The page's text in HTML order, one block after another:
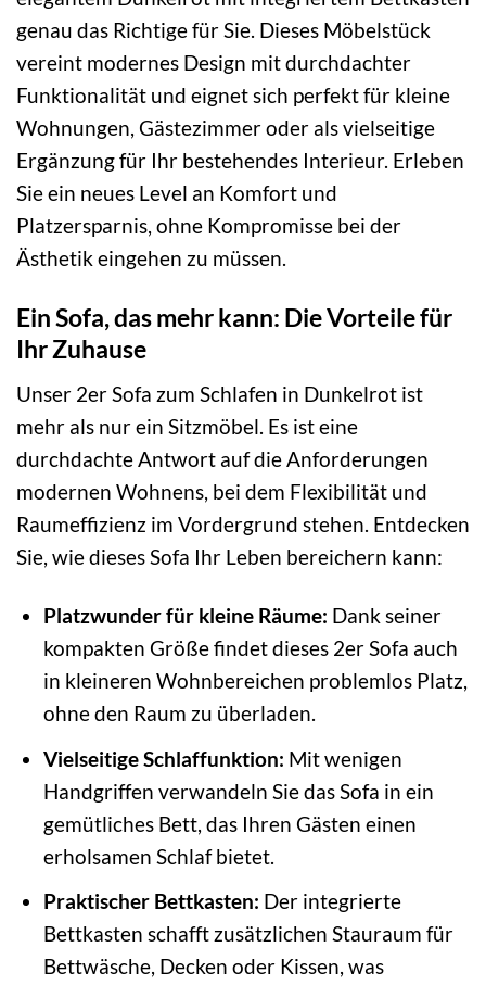
genau das Richtige für Sie. Dieses Möbelstück
vereint modernes Design mit durchdachter
Funktionalität und eignet sich perfekt für kleine
Wohnungen, Gästezimmer oder als vielseitige
Ergänzung für Ihr bestehendes Interieur. Erleben
Sie ein neues Level an Komfort und
Platzersparnis, ohne Kompromisse bei der
Ästhetik eingehen zu müssen.
Ein Sofa, das mehr kann: Die Vorteile für
Ihr Zuhause
Unser 2er Sofa zum Schlafen in Dunkelrot ist
mehr als nur ein Sitzmöbel. Es ist eine
durchdachte Antwort auf die Anforderungen
modernen Wohnens, bei dem Flexibilität und
Raumeffizienz im Vordergrund stehen. Entdecken
Sie, wie dieses Sofa Ihr Leben bereichern kann:
Platzwunder für kleine Räume: Dank seiner
kompakten Größe findet dieses 2er Sofa auch
in kleineren Wohnbereichen problemlos Platz,
ohne den Raum zu überladen.
Vielseitige Schlaffunktion: Mit wenigen
Handgriffen verwandeln Sie das Sofa in ein
gemütliches Bett, das Ihren Gästen einen
erholsamen Schlaf bietet.
Praktischer Bettkasten: Der integrierte
Bettkasten schafft zusätzlichen Stauraum für
Bettwäsche, Decken oder Kissen, was